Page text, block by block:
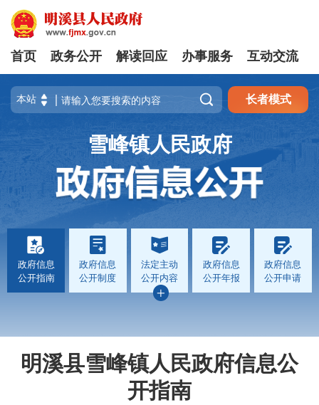
首页 政务公开 解读回应 办事服务 互动交流
 长者模式
雪峰镇人民政府
政府信息
公开指南
政府信息
公开制度
法定主动
公开内容
政府信息
公开年报
政府信息
公开申请
明溪县雪峰镇人民政府信息公
开指南